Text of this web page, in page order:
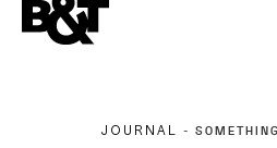
JOURNAL -